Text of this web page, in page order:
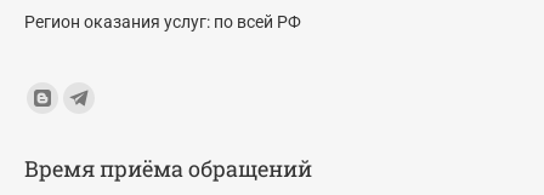
Регион оказания услуг: по всей РФ
Find us on:
Blogger
opens
Telegram
opens
Время приёма обращений